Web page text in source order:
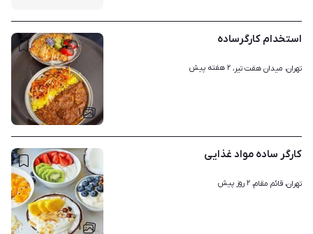
۱
استخدام کارگرساده
تهران، میدان هفت تیر، ۲ هفته پیش
۱
کارگر ساده مواد غذایی
تهران، قائم مقام، ۲ روز پیش